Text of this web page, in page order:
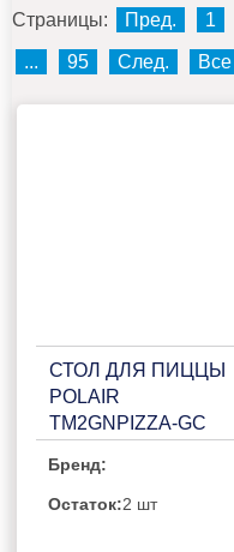
Страницы: Пред. 1
... 95 След. Все
СТОЛ ДЛЯ ПИЦЦЫ
POLAIR
TM2GNPIZZA-GC
Бренд:
Остаток:2 шт